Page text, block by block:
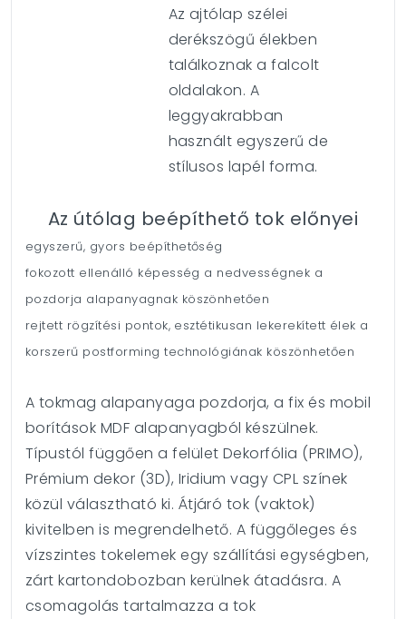
Az ajtólap szélei
derékszögű élekben
találkoznak a falcolt
oldalakon. A
leggyakrabban
használt egyszerű de
stílusos lapél forma.
Az útólag beépíthető tok előnyei
egyszerű, gyors beépíthetőség
fokozott ellenálló képesség a nedvességnek a
pozdorja alapanyagnak köszönhetően
rejtett rögzítési pontok, esztétikusan lekerekített élek a
korszerű postforming technológiának köszönhetően
A tokmag alapanyaga pozdorja, a fix és mobil
borítások MDF alapanyagból készülnek.
Típustól függően a felület Dekorfólia (PRIMO),
Prémium dekor (3D), Iridium vagy CPL színek
közül választható ki. Átjáró tok (vaktok)
kivitelben is megrendelhető. A függőleges és
vízszintes tokelemek egy szállítási egységben,
zárt kartondobozban kerülnek átadásra. A
csomagolás tartalmazza a tok